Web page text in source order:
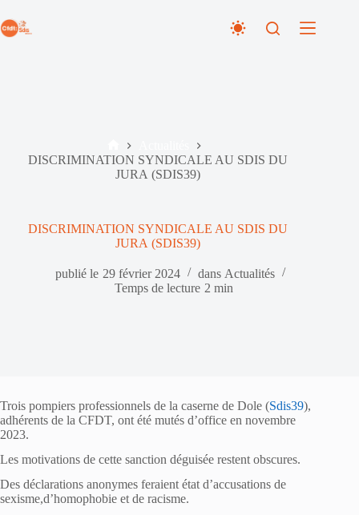
au
contenu
Accueil
DISCRIMINATION SYNDICALE AU SDIS DU
JURA (SDIS39)
DISCRIMINATION SYNDICALE AU SDIS DU
JURA (SDIS39)
publié le 29 février 2024 dans Actualités
Temps de lecture 2 min
Trois pompiers professionnels de la caserne de Dole (Sdis39),
adhérents de la CFDT, ont été mutés d’office en novembre
2023.
Les motivations de cette sanction déguisée restent obscures.
Des déclarations anonymes feraient état d’accusations de
sexisme,d’homophobie et de racisme.